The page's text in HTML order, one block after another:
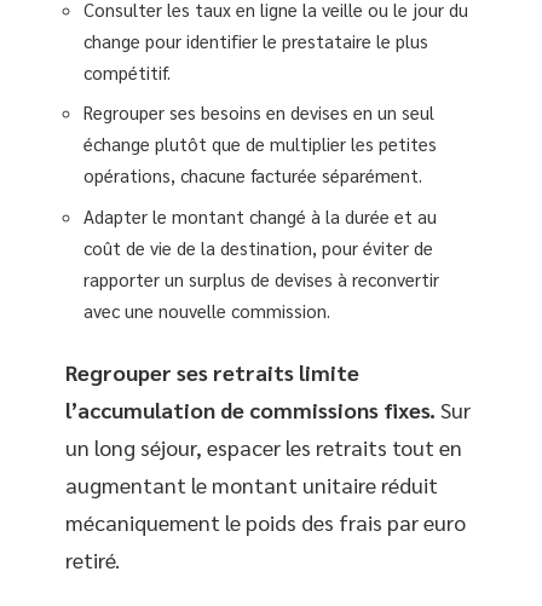
Consulter les taux en ligne la veille ou le jour du
change pour identifier le prestataire le plus
compétitif.
Regrouper ses besoins en devises en un seul
échange plutôt que de multiplier les petites
opérations, chacune facturée séparément.
Adapter le montant changé à la durée et au
coût de vie de la destination, pour éviter de
rapporter un surplus de devises à reconvertir
avec une nouvelle commission.
Regrouper ses retraits limite
l’accumulation de commissions fixes. Sur
un long séjour, espacer les retraits tout en
augmentant le montant unitaire réduit
mécaniquement le poids des frais par euro
retiré.